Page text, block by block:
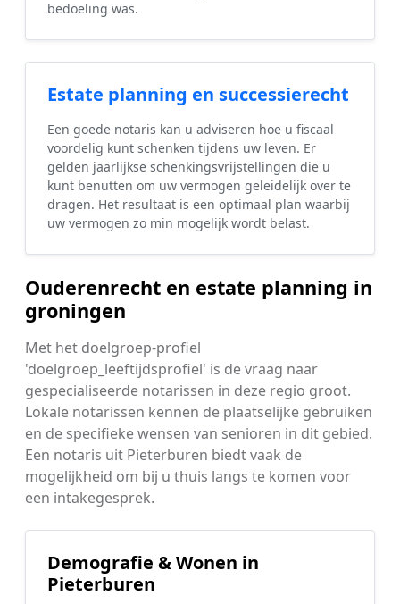
bedoeling was.
Estate planning en successierecht
Een goede notaris kan u adviseren hoe u fiscaal
voordelig kunt schenken tijdens uw leven. Er
gelden jaarlijkse schenkingsvrijstellingen die u
kunt benutten om uw vermogen geleidelijk over te
dragen. Het resultaat is een optimaal plan waarbij
uw vermogen zo min mogelijk wordt belast.
Ouderenrecht en estate planning in
groningen
Met het doelgroep-profiel
'doelgroep_leeftijdsprofiel' is de vraag naar
gespecialiseerde notarissen in deze regio groot.
Lokale notarissen kennen de plaatselijke gebruiken
en de specifieke wensen van senioren in dit gebied.
Een notaris uit Pieterburen biedt vaak de
mogelijkheid om bij u thuis langs te komen voor
een intakegesprek.
Demografie & Wonen in
Pieterburen